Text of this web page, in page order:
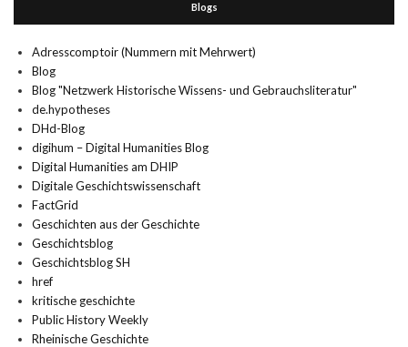
Blogs
Adresscomptoir (Nummern mit Mehrwert)
Blog
Blog "Netzwerk Historische Wissens- und Gebrauchsliteratur"
de.hypotheses
DHd-Blog
digihum – Digital Humanities Blog
Digital Humanities am DHIP
Digitale Geschichtswissenschaft
FactGrid
Geschichten aus der Geschichte
Geschichtsblog
Geschichtsblog SH
href
kritische geschichte
Public History Weekly
Rheinische Geschichte